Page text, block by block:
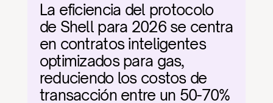
La eficiencia del protocolo
de Shell para 2026 se centra
en contratos inteligentes
optimizados para gas,
reduciendo los costos de
transacción entre un 50-70%